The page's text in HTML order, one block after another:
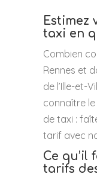
Estimez
taxi en
Combien
Rennes et
de l’Ille-et-
connaître
de taxi :
tarif avec
Ce qu’il
tarifs